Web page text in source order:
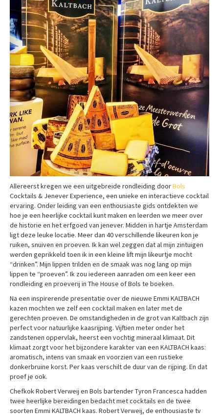
Allereerst kregen we een uitgebreide rondleiding doorBols
Cocktails & Jenever Experience, een unieke en interactieve cocktail
ervaring. Onder leiding van een enthousiaste gids ontdekten we
hoe je een heerlijke cocktail kunt maken en leerden we meer over
de historie en het erfgoed van jenever. Midden in hartje Amsterdam
ligt deze leuke locatie. Meer dan 40 verschillende likeuren kon je
ruiken, snuiven en proeven. Ik kan wel zeggen dat al mijn zintuigen
werden geprikkeld toen ik in een kleine lift mijn likeurtje mocht
“drinken”. Mijn lippen trilden en de smaak was nog lang op mijn
lippen te “proeven”. Ik zou iedereen aanraden om een keer een
rondleiding en proeverij in The House of Bols te boeken.
Na een inspirerende presentatie over de nieuwe Emmi KALTBACH
kazen mochten we zelf een cocktail maken en later met de
gerechten proeven. De omstandigheden in de grot van Kaltbach zijn
perfect voor natuurlijke kaasrijping. Vijftien meter onder het
zandstenen oppervlak, heerst een vochtig mineraal klimaat. Dit
klimaat zorgt voor het bijzondere karakter van een KALTBACH kaas:
aromatisch, intens van smaak en voorzien van een rustieke
donkerbruine korst. Per kaas verschilt de duur van de rijping. En dat
proef je ook.
Chefkok Robert Verweij en Bols bartender Tyron Francesca hadden
twee heerlijke bereidingen bedacht met cocktails en de twee
soorten Emmi KALTBACH kaas. Robert Verweij, de enthousiaste tv